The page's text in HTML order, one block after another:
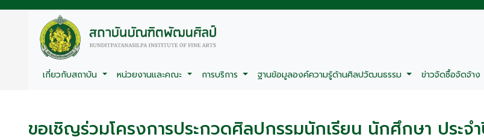
เกี่ยวกับสถาบัน หน่วยงานและคณะ การบริการ ฐานข้อมูลองค์ความรู้ด้านศิลปวัฒนธรรม ข่าวจัดซื้อจัดจ้าง
ขอเชิญร่วมโครงการประกวดศิลปกรรมนักเรียน นักศึกษา ประ